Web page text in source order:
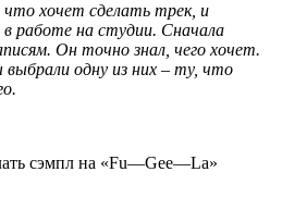
что хочет сделать трек, и
в работе на студии. Сначала
Он точно знал, чего хочет.
одну из них – ту, что
сэмпл на «Fu—Gee—La»